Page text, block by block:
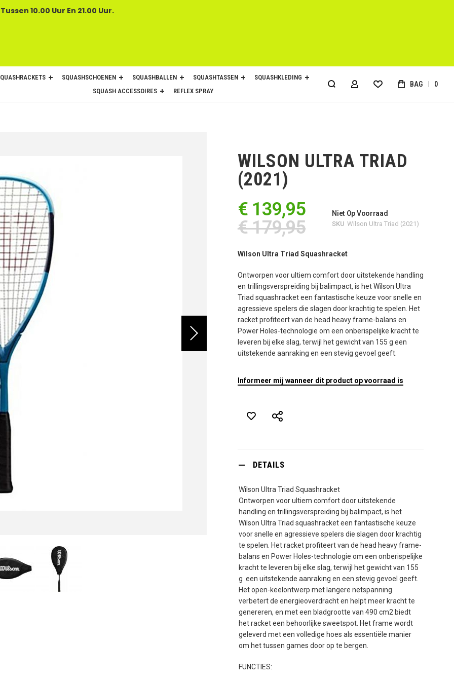
10.00 Uur En 21.00 Uur.
SQUASHSCHOENEN SQUASHBALLEN SQUASHTASSEN
SQUASHKLEDING
SQUASH ACCESSOIRES
REFLEX SPRAY ACCOUNT BAG 0
WILSON ULTRA TRIAD
(2021)
€ 139,95
€ 179,95
Niet Op Voorraad
SKU Wilson Ultra Triad (2021)
Wilson Ultra Triad Squashracket
Ontworpen voor ultiem comfort door uitstekende handling
en trillingsverspreiding bij balimpact, is het Wilson Ultra
Triad squashracket een fantastische keuze voor snelle en
agressieve spelers die slagen door krachtig te spelen. Het
racket profiteert van de head heavy frame-balans en
Power Holes-technologie om een ​​onberispelijke kracht te
leveren bij elke slag, terwijl het gewicht van 155 g een
uitstekende aanraking en een stevig gevoel geeft.
Informeer mij wanneer dit product op voorraad is
DETAILS
Wilson Ultra Triad Squashracket
Ontworpen voor ultiem comfort door uitstekende
handling en trillingsverspreiding bij balimpact, is het
Wilson Ultra Triad squashracket een fantastische keuze
voor snelle en agressieve spelers die slagen door krachtig
te spelen. Het racket profiteert van de head heavy frame-
balans en Power Holes-technologie om een ​​onberispelijke
kracht te leveren bij elke slag, terwijl het gewicht van 155
g een uitstekende aanraking en een stevig gevoel geeft.
Het open-keelontwerp met langere netspanning
verbetert de energieoverdracht en helpt meer kracht te
genereren, en met een bladgrootte van 490 cm2 biedt
het racket een behoorlijke sweetspot. Het frame wordt
geleverd met een volledige hoes als essentiële manier
om het tussen games door op te bergen.
FUNCTIES: